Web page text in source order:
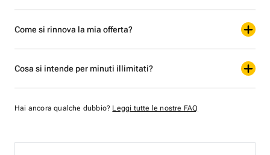
Come si rinnova la mia offerta?
Cosa si intende per minuti illimitati?
Hai ancora qualche dubbio? Leggi tutte le nostre FAQ